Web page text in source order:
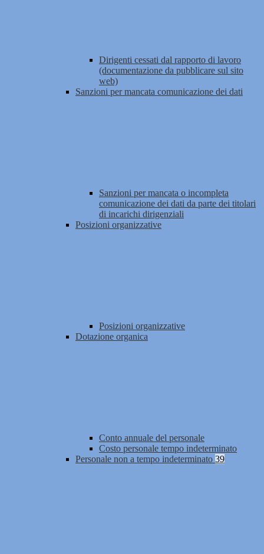
Dirigenti cessati dal rapporto di lavoro
(documentazione da pubblicare sul sito
web)
Sanzioni per mancata comunicazione dei dati
Sanzioni per mancata o incompleta
comunicazione dei dati da parte dei titolari
di incarichi dirigenziali
Posizioni organizzative
Posizioni organizzative
Dotazione organica
Conto annuale del personale
Costo personale tempo indeterminato
Personale non a tempo indeterminato 39